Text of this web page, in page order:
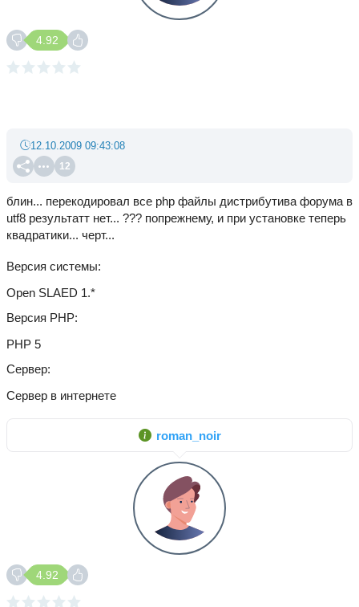
4.92
12
12.10.2009 09:43:08
блин... перекодировал все php файлы дистрибутива форума в
utf8 результатт нет... ??? попрежнему, и при установке теперь
квадратики... черт...
Версия системы
Open SLAED 1.*
Версия PHP
PHP 5
Сервер
Сервер в интернете
roman_noir
4.92